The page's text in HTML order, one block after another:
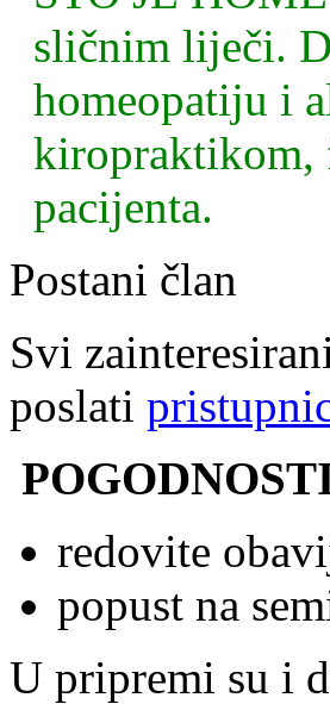
sličnim liječi.
homeopatiju i
kiropraktikom,
pacijenta.
Postani član
Svi
poslati
redovite
popust na
U pripremi su i